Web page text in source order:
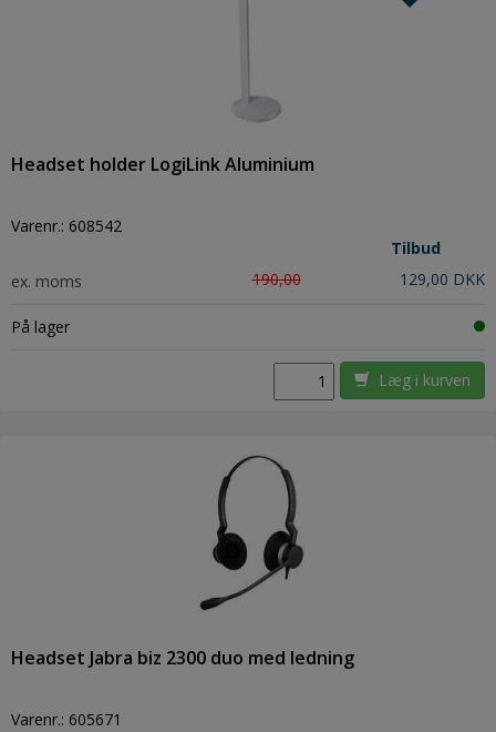
Headset holder LogiLink Aluminium
Varenr.: 608542
Tilbud
ex. moms
190,00 129,00 DKK
På lager
Læg i kurven
Headset Jabra biz 2300 duo med ledning
Varenr.: 605671